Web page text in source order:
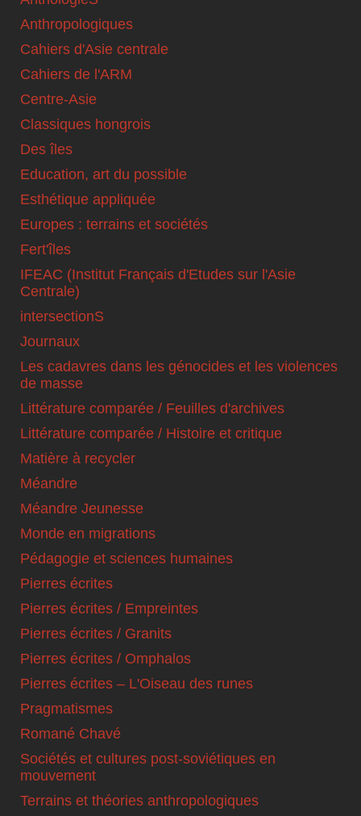
Anthropologiques
Cahiers d'Asie centrale
Cahiers de l'ARM
Centre-Asie
Classiques hongrois
Des îles
Education, art du possible
Esthétique appliquée
Europes : terrains et sociétés
Fert'îles
IFEAC (Institut Français d'Etudes sur l'Asie
Centrale)
intersectionS
Journaux
Les cadavres dans les génocides et les violences
de masse
Littérature comparée / Feuilles d'archives
Littérature comparée / Histoire et critique
Matière à recycler
Méandre
Méandre Jeunesse
Monde en migrations
Pédagogie et sciences humaines
Pierres écrites
Pierres écrites / Empreintes
Pierres écrites / Granits
Pierres écrites / Omphalos
Pierres écrites – L'Oiseau des runes
Pragmatismes
Romané Chavé
Sociétés et cultures post-soviétiques en
mouvement
Terrains et théories anthropologiques